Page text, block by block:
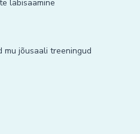
läbisaamine
mu jõusaali treeningud